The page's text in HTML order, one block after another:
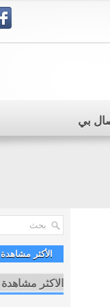
بي
الأكثر مشاهدة
الاكثر مشاهدة